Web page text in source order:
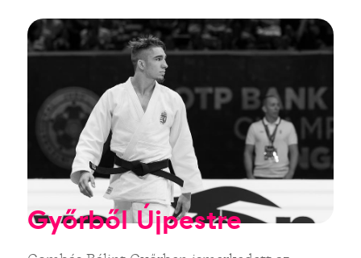
Győrből Újpestre